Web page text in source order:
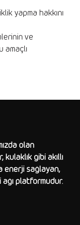
yapma hakkını
ve
amaçlı
olan
gibi akıllı
enerji sağlayan,
ağı platformudur.